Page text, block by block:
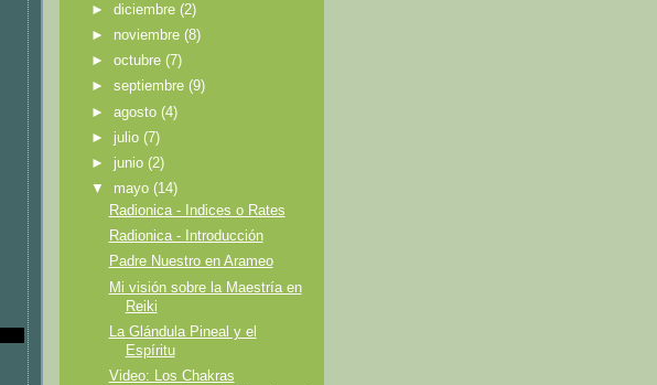
►diciembre(2)
► noviembre(8)
►octubre(7)
►septiembre(9)
►agosto(4)
► julio(7)
► junio(2)
▼ mayo(14)
Radionica - Indices o Rates
Radionica - Introducción
Padre Nuestro en Arameo
Mi visión sobre la Maestría en
Reiki
La Glándula Pineal y el
Espíritu
Video: Los Chakras